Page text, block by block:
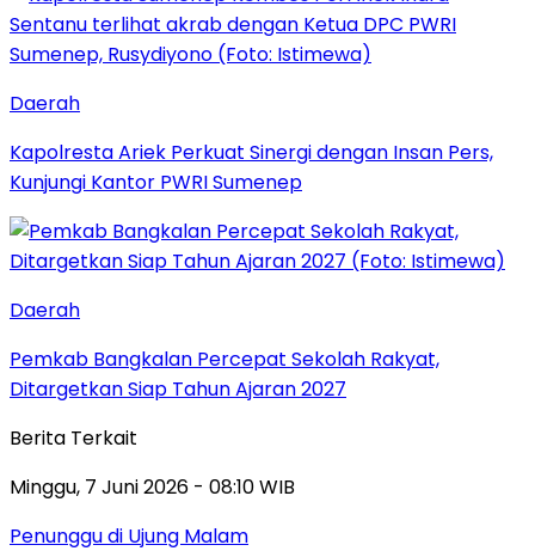
Daerah
Kapolresta Ariek Perkuat Sinergi dengan Insan Pers,
Kunjungi Kantor PWRI Sumenep
Daerah
Pemkab Bangkalan Percepat Sekolah Rakyat,
Ditargetkan Siap Tahun Ajaran 2027
Berita Terkait
Minggu, 7 Juni 2026 - 08:10 WIB
Penunggu di Ujung Malam